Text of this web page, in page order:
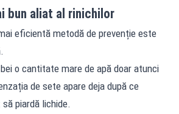
bun aliat al rinichilor
eficientă metodă de prevenție este
o cantitate mare de apă doar atunci
de sete apare deja după ce
piardă lichide.